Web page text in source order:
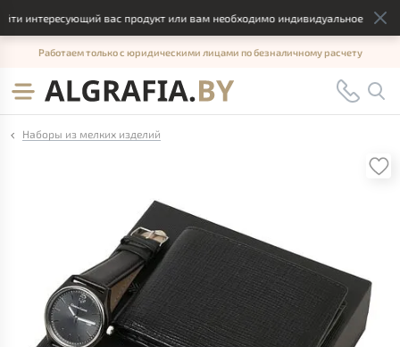
интересующий вас продукт или вам необходимо индивидуальное
Работаем только с юридическими лицами по безналичному расчету
Наборы из мелких изделий